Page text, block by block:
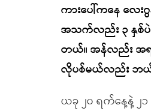
ကားပေါ်ကနေ လေ
အသက်လည်း ၃ နှစ်
တယ်။ အန်လည်း အ
လိုပစ်မယ်လည်း ဘယ်
ယခု ၂၀ ရက်နေ့နဲ့ ၂၁